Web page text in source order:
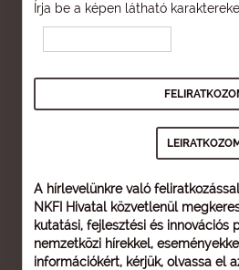
Írja be a képen látható
A hírlevelünkre való
NKFI Hivatal közvetlenül
kutatási, fejlesztési és innovációs
nemzetközi hírekkel,
információkért, kérjük, olvassa el